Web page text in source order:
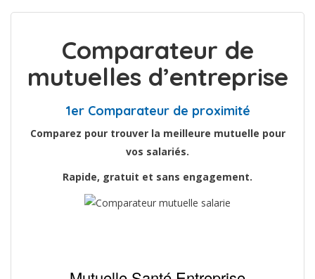
Comparateur de
mutuelles d’entreprise
1er Comparateur de proximité
Comparez pour trouver la meilleure mutuelle pour
vos salariés.
Rapide, gratuit et sans engagement.